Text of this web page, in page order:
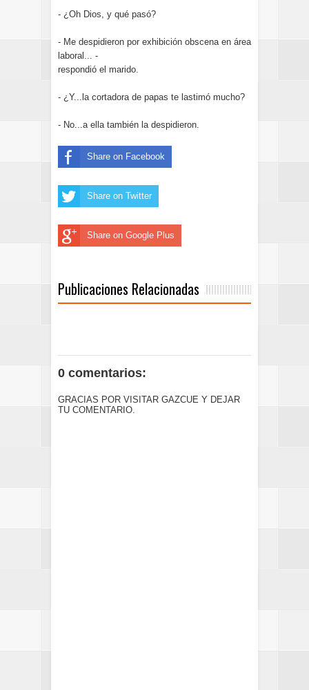
- ¿Oh Dios, y qué pasó?
- Me despidieron por exhibición obscena en área
laboral... -
respondió el marido.
- ¿Y...la cortadora de papas te lastimó mucho?
- No...a ella también la despidieron.
Share on Facebook
Share on Twitter
Share on Google Plus
Publicaciones Relacionadas
0 comentarios:
GRACIAS POR VISITAR GAZCUE Y DEJAR
TU COMENTARIO.